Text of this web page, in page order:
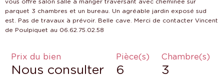
parquet 3 chambres et un bureau. Un agréable jardin exposé sud
est. Pas de travaux à prévoir. Belle cave. Merci de contacter Vincent
Prix du bien
Nous consulter
Pièce(s)
6
Chambre(s)
3